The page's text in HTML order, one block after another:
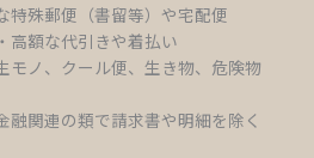
特殊郵便（書留等）や宅配便
高額な代引きや着払い
モノ、クール便、生き物、危険物
融関連の類で請求書や明細を除く